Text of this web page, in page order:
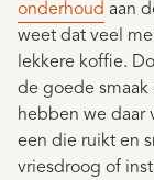
onderhoud aan
weet dat veel
lekkere koffie.
de goede
hebben we daar
een die ruikt en
vriesdroog of